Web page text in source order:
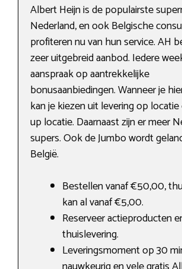
Albert Heijn is de populairste
Nederland, en ook Belgische
profiteren nu van hun service. AH
zeer uitgebreid aanbod. Iedere
aanspraak op aantrekkelijke
bonusaanbiedingen. Wanneer je
kan je kiezen uit levering op
up locatie. Daarnaast zijn er meer
supers. Ook de Jumbo wordt
België.
Bestellen vanaf €50,00,
kan al vanaf €5,00.
Reserveer actieproducten
thuislevering.
Leveringsmoment op 30